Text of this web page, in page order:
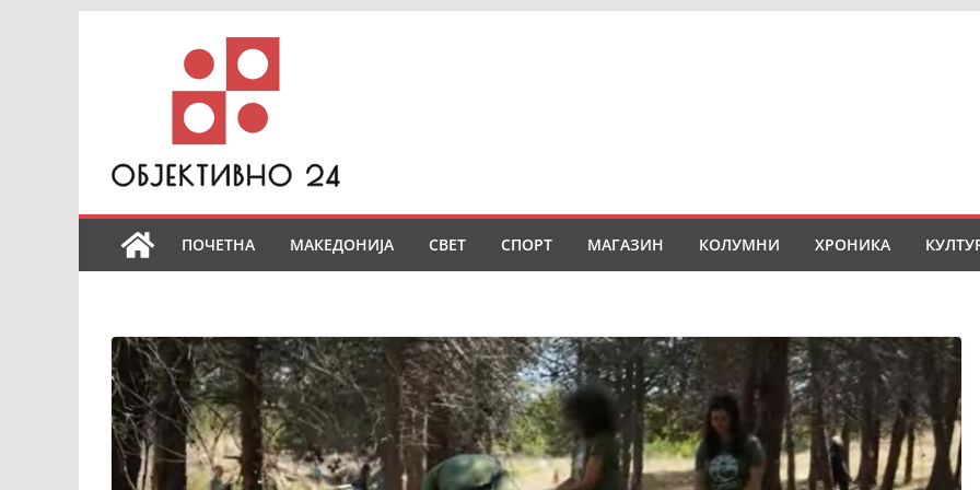
ПОЧЕТНА МАКЕДОНИЈА СВЕТ СПОРТ МАГАЗИН КОЛУМНИ ХРОНИКА